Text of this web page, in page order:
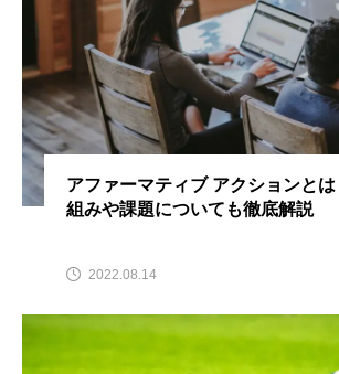
アファーマティブ アクションとは
組みや課題についても徹底解説
2022.08.14